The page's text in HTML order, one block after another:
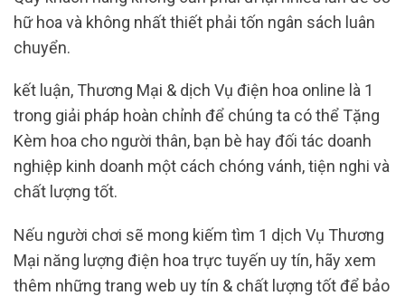
hữ hoa và không nhất thiết phải tốn ngân sách luân
chuyển.
kết luận, Thương Mại & dịch Vụ điện hoa online là 1
trong giải pháp hoàn chỉnh để chúng ta có thể Tặng
Kèm hoa cho người thân, bạn bè hay đối tác doanh
nghiệp kinh doanh một cách chóng vánh, tiện nghi và
chất lượng tốt.
Nếu người chơi sẽ mong kiếm tìm 1 dịch Vụ Thương
Mại năng lượng điện hoa trực tuyến uy tín, hãy xem
thêm những trang web uy tín & chất lượng tốt để bảo